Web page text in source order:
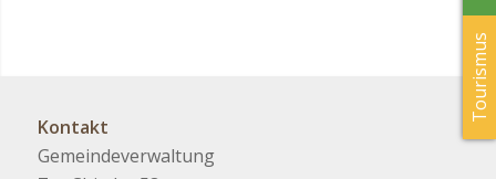
Kontakt
Gemeindeverwaltung
Tourismus